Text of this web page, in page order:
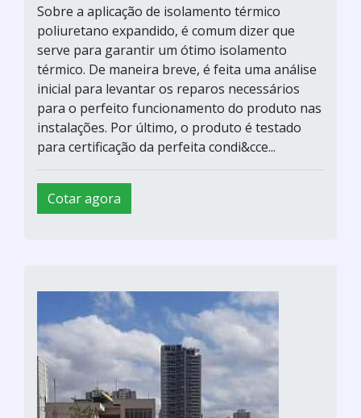
Sobre a aplicação de isolamento térmico
poliuretano expandido, é comum dizer que
serve para garantir um ótimo isolamento
térmico. De maneira breve, é feita uma análise
inicial para levantar os reparos necessários
para o perfeito funcionamento do produto nas
instalações. Por último, o produto é testado
para certificação da perfeita condi&cce...
Cotar agora